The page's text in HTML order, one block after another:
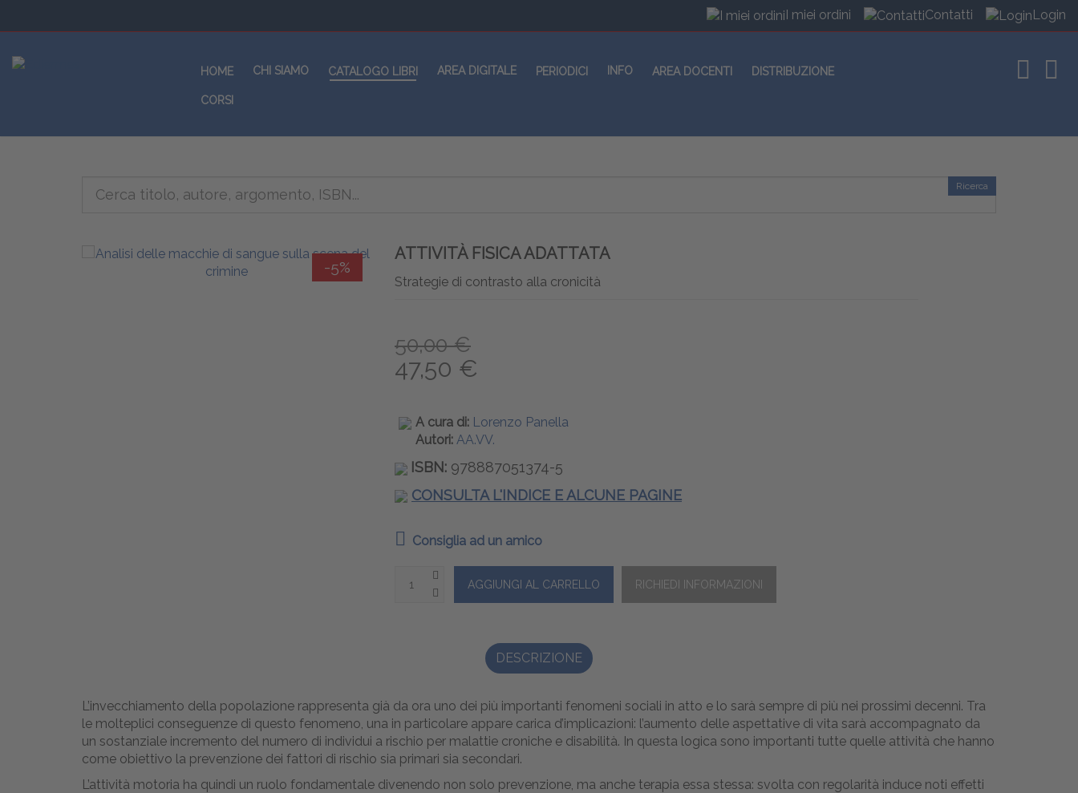
I miei ordini Contatti Login
HOME CHI SIAMO CATALOGO LIBRI AREA DIGITALE PERIODICI INFO AREA DOCENTI DISTRIBUZIONE
CORSI
Ricerca
-5%
ATTIVITÀ FISICA ADATTATA
Strategie di contrasto alla cronicità
50,00 €
47,50 €
A cura di: Lorenzo Panella
Autori: AA.VV.
ISBN: 978887051374-5
CONSULTA L'INDICE E ALCUNE PAGINE
Consiglia ad un amico
DESCRIZIONE
L’invecchiamento della popolazione rappresenta già da ora uno dei più importanti fenomeni sociali in atto e lo sarà sempre di più nei prossimi decenni. Tra
le molteplici conseguenze di questo fenomeno, una in particolare appare carica d’implicazioni: l’aumento delle aspettative di vita sarà accompagnato da
un sostanziale incremento del numero di individui a rischio per malattie croniche e disabilità. In questa logica sono importanti tutte quelle attività che hanno
come obiettivo la prevenzione dei fattori di rischio sia primari sia secondari.
L’attività motoria ha quindi un ruolo fondamentale divenendo non solo prevenzione, ma anche terapia essa stessa: svolta con regolarità induce noti effetti